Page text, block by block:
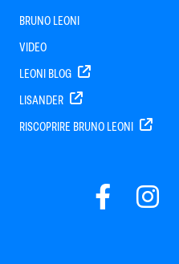
BRUNO LEONI
VIDEO
LEONI BLOG
LISANDER
RISCOPRIRE BRUNO LEONI